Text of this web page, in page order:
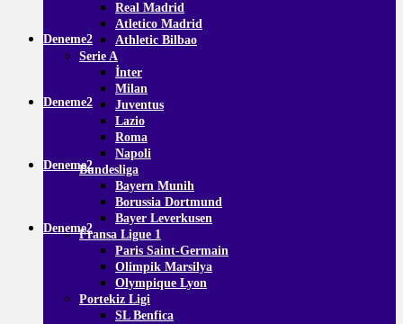
Real Madrid
Atletico Madrid
Athletic Bilbao
Serie A
İnter
Milan
Juventus
Lazio
Roma
Napoli
Bundesliga
Bayern Munih
Borussia Dortmund
Bayer Leverkusen
Fransa Ligue 1
Paris Saint-Germain
Olimpik Marsilya
Olympique Lyon
Portekiz Ligi
SL Benfica
Deneme2
Deneme2
Deneme2
Deneme2